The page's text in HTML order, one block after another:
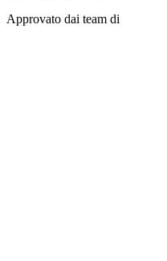
Approvato dai team di